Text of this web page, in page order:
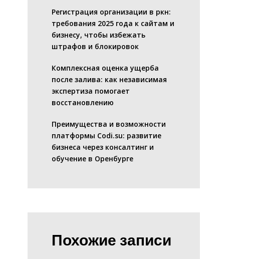
Регистрация организации в ркн:
требования 2025 года к сайтам и
бизнесу, чтобы избежать
штрафов и блокировок
Комплексная оценка ущерба
после залива: как независимая
экспертиза помогает
восстановлению
Преимущества и возможности
платформы Codi.su: развитие
бизнеса через консалтинг и
обучение в Оренбурге
Похожие записи